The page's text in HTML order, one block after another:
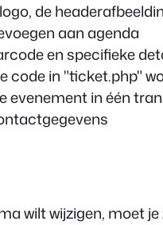
de
aan agenda
en specifieke
code in "ticket.php"
evenement in één
wilt wijzigen, moet